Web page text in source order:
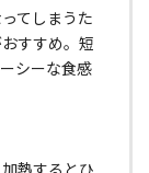
てしまうた
すすめ。短
シーな食感
熱するとひ